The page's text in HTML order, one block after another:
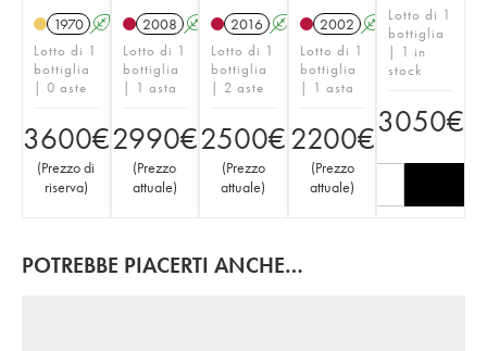
1970 A
Lotto di 1
bottiglia
| 0 aste
3600€
(Prezzo di
riserva)
2008 A
Lotto di 1
bottiglia
| 1 asta
2990€
(Prezzo
attuale)
2016 A
Lotto di 1
bottiglia
| 2 aste
2500€
(Prezzo
attuale)
2002 A
Lotto di 1
bottiglia
| 1 asta
2200€
(Prezzo
attuale)
Lotto di 1
bottiglia
| 1 in
stock
3050€
POTREBBE PIACERTI ANCHE…